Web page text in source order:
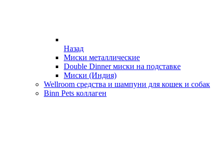
Назад
Миски металлические
Double Dinner миски на подставке
Миски (Индия)
Wellroom средства и шампуни для кошек и собак
Binn Pets коллаген